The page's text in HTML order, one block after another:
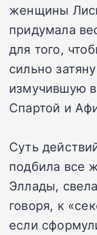
женщины
придумала
для того,
сильно
измучившую
Спартой и
Суть
подбила все
Эллады,
говоря, к
если